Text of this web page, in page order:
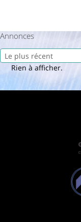
Annonces
Le plus récent
Rien à afficher.